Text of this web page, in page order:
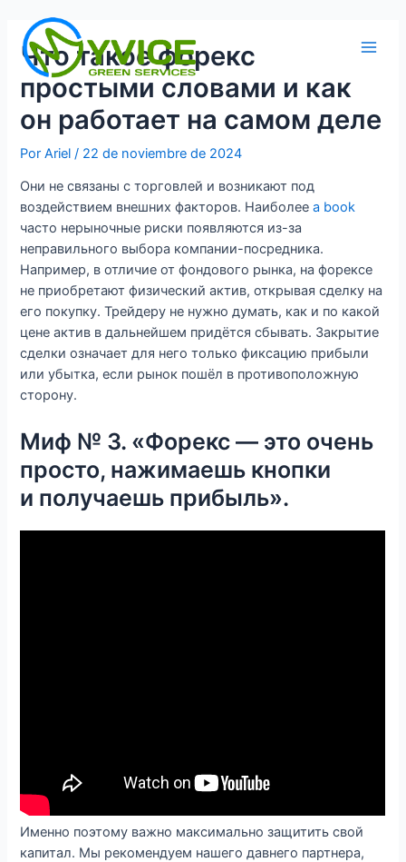
contenido
Что такое форекс
простыми словами и как
он работает на самом деле
PorAriel/ 22 de noviembre de 2024
Они не связаны с торговлей и возникают под
воздействием внешних факторов. Наиболееa book
часто нерыночные риски появляются из-за
неправильного выбора компании-посредника.
Например, в отличие от фондового рынка, на форексе
не приобретают физический актив, открывая сделку на
его покупку. Трейдеру не нужно думать, как и по какой
цене актив в дальнейшем придётся сбывать. Закрытие
сделки означает для него только фиксацию прибыли
или убытка, если рынок пошёл в противоположную
сторону.
Миф № 3. «Форекс — это очень
просто, нажимаешь кнопки
и получаешь прибыль».
Именно поэтому важно максимально защитить свой
капитал. Мы рекомендуем нашего давнего партнера,